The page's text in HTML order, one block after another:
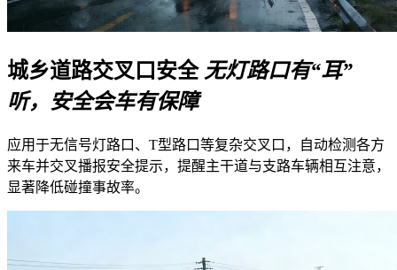
城乡道路交叉口安全无灯路口有“耳”
听，安全会车有保障
应用于无信号灯路口、T型路口等复杂交叉口，自动检测各方
来车并交叉播报安全提示，提醒主干道与支路车辆相互注意，
显著降低碰撞事故率。